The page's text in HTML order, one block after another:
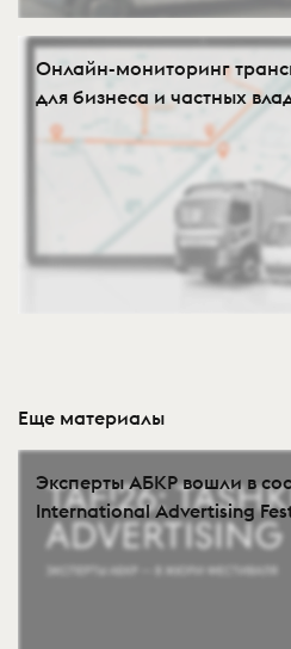
Онлайн-мониторинг
для бизнеса и частных
Еще материалы
Эксперты АБКР вошли в
International Advertising